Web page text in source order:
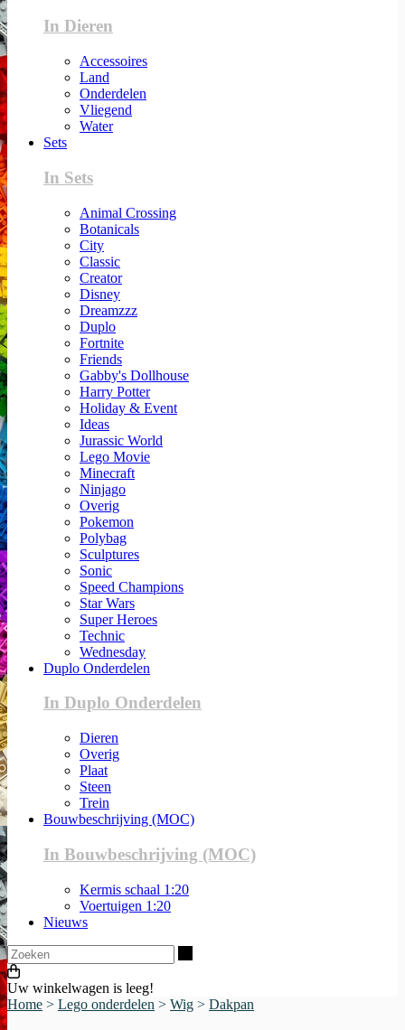
In Dieren
Accessoires
Land
Onderdelen
Vliegend
Water
Sets
In Sets
Animal Crossing
Botanicals
City
Classic
Creator
Disney
Dreamzzz
Duplo
Fortnite
Friends
Gabby's Dollhouse
Harry Potter
Holiday & Event
Ideas
Jurassic World
Lego Movie
Minecraft
Ninjago
Overig
Pokemon
Polybag
Sculptures
Sonic
Speed Champions
Star Wars
Super Heroes
Technic
Wednesday
Duplo Onderdelen
In Duplo Onderdelen
Dieren
Overig
Plaat
Steen
Trein
Bouwbeschrijving (MOC)
In Bouwbeschrijving (MOC)
Kermis schaal 1:20
Voertuigen 1:20
Nieuws
Uw winkelwagen is leeg!
Home > Lego onderdelen > Wig > Dakpan